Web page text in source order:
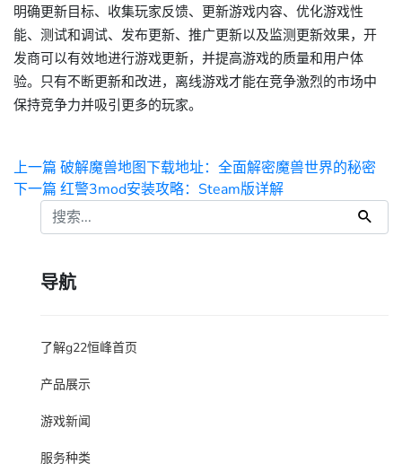
明确更新目标、收集玩家反馈、更新游戏内容、优化游戏性
能、测试和调试、发布更新、推广更新以及监测更新效果，开
发商可以有效地进行游戏更新，并提高游戏的质量和用户体
验。只有不断更新和改进，离线游戏才能在竞争激烈的市场中
保持竞争力并吸引更多的玩家。
上一篇 破解魔兽地图下载地址：全面解密魔兽世界的秘密
下一篇 红警3mod安装攻略：Steam版详解
导航
了解g22恒峰首页
产品展示
游戏新闻
服务种类